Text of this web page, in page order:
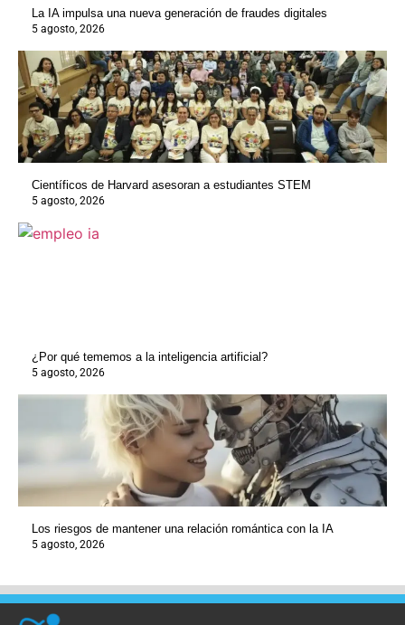
La IA impulsa una nueva generación de fraudes digitales
5 agosto, 2026
Científicos de Harvard asesoran a estudiantes STEM
5 agosto, 2026
¿Por qué tememos a la inteligencia artificial?
5 agosto, 2026
Los riesgos de mantener una relación romántica con la IA
5 agosto, 2026